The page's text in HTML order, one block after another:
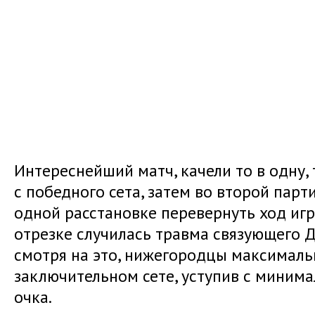
Интереснейший матч, качели то в
с победного сета, затем во второй
одной расстановке перевернуть ход
отрезке случилась травма
смотря на это, нижегородцы
заключительном сете, уступив с
очка.